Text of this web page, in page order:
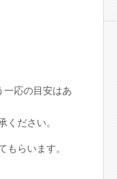
応の目安はあ
ください。
らいます。